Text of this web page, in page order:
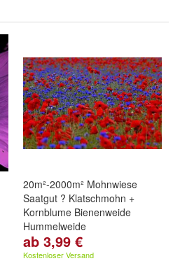
20m²-2000m² Mohnwiese
Saatgut ? Klatschmohn +
Kornblume Bienenweide
Hummelweide
ab 3,99 €
Kostenloser Versand